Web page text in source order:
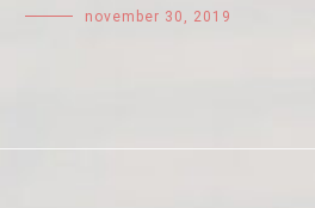
november 30, 2019